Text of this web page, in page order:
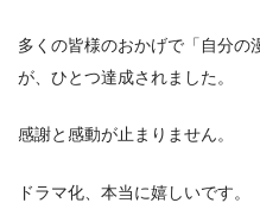
多くの皆様のおかげで「⾃分の
が、ひとつ達成されました。
感謝と感動が⽌まりません。
ドラマ化、本当に嬉しいです。